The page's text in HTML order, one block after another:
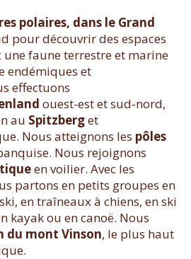
polaires, dans le Grand
pour découvrir des espaces
une faune terrestre et marine
endémiques et
effectuons
ouest-est et sud-nord,
au Spitzberget
Nous atteignons les pôles
Nous rejoignons
en voilier. Avec les
partons en petits groupes en
en traîneaux à chiens, en ski
kayak ou en canoë. Nous
du mont Vinson, le plus haut